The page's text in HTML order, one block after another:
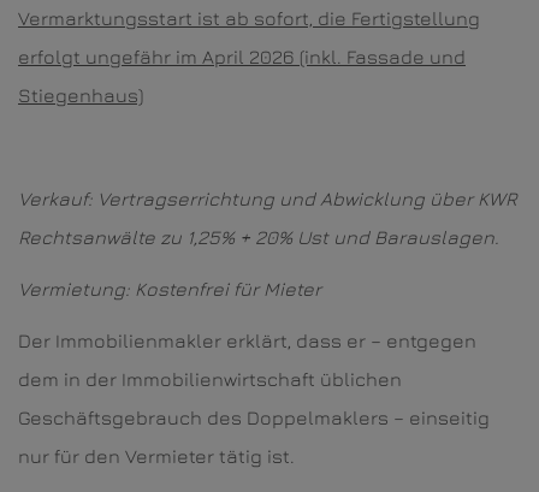
Vermarktungsstart ist ab sofort, die Fertigstellung
erfolgt ungefähr im April 2026 (inkl. Fassade und
Stiegenhaus)
Verkauf: Vertragserrichtung und Abwicklung über KWR
Rechtsanwälte zu 1,25% + 20% Ust und Barauslagen.
Vermietung: Kostenfrei für Mieter
Der Immobilienmakler erklärt, dass er – entgegen
dem in der Immobilienwirtschaft üblichen
Geschäftsgebrauch des Doppelmaklers – einseitig
nur für den Vermieter tätig ist.